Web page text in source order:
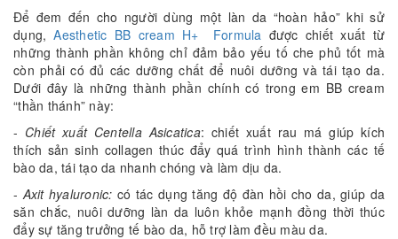
Để đem đến cho người dùng một làn da “hoàn hảo” khi sử
dụng,Aesthetic BB cream H+ Formula được chiết xuất từ
những thành phần không chỉ đảm bảo yếu tố che phủ tốt mà
còn phải có đủ các dưỡng chất để nuôi dưỡng và tái tạo da.
Dưới đây là những thành phần chính có trong em BB cream
“thần thánh” này:
- Chiết xuất Centella Asicatica: chiết xuất rau má giúp kích
thích sản sinh collagen thúc đẩy quá trình hình thành các tế
bào da, tái tạo da nhanh chóng và làm dịu da.
- Axit hyaluronic: có tác dụng tăng độ đàn hồi cho da, giúp da
săn chắc, nuôi dưỡng làn da luôn khỏe mạnh đồng thời thúc
đẩy sự tăng trưởng tế bào da, hỗ trợ làm đều màu da.